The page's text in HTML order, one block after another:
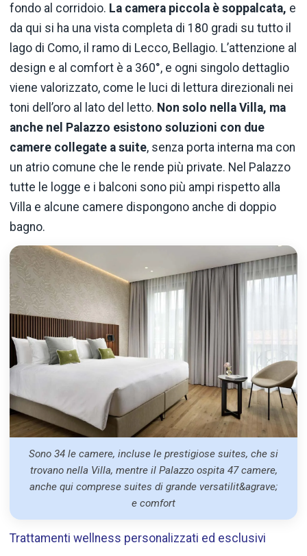
fondo al corridoio. La camera piccola è soppalcata, e
da qui si ha una vista completa di 180 gradi su tutto il
lago di Como, il ramo di Lecco, Bellagio. L’attenzione al
design e al comfort è a 360°, e ogni singolo dettaglio
viene valorizzato, come le luci di lettura direzionali nei
toni dell’oro al lato del letto. Non solo nella Villa, ma
anche nel Palazzo esistono soluzioni con due
camere collegate a suite, senza porta interna ma con
un atrio comune che le rende più private. Nel Palazzo
tutte le logge e i balconi sono più ampi rispetto alla
Villa e alcune camere dispongono anche di doppio
bagno.
Sono 34 le camere, incluse le prestigiose suites, che si
trovano nella Villa, mentre il Palazzo ospita 47 camere,
anche qui comprese suites di grande versatilit&agrave;
e comfort
Trattamenti wellness personalizzati ed esclusivi